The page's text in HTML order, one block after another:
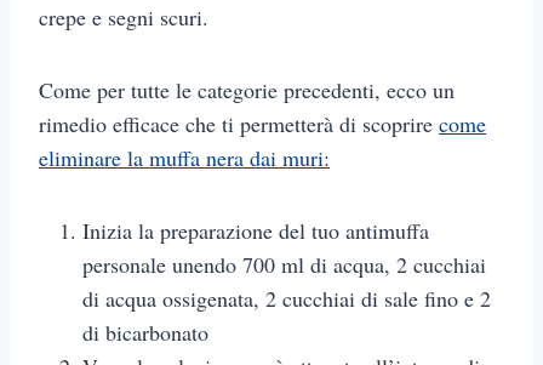
crepe e segni scuri.
Come per tutte le categorie precedenti, ecco un
rimedio efficace che ti permetterà di scoprire come
eliminare la muffa nera dai muri:
Inizia la preparazione del tuo antimuffa
personale unendo 700 ml di acqua, 2 cucchiai
di acqua ossigenata, 2 cucchiai di sale fino e 2
di bicarbonato